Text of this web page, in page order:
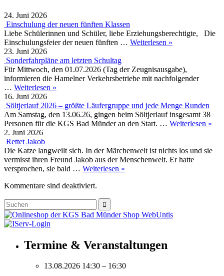
24. Juni 2026
Einschulung der neuen fünften Klassen
Liebe Schülerinnen und Schüler, liebe Erziehungsberechtigte, Die
Einschulungsfeier der neuen fünften … Weiterlesen »
23. Juni 2026
Sonderfahrpläne am letzten Schultag
Für Mittwoch, den 01.07.2026 (Tag der Zeugnisausgabe),
informieren die Hamelner Verkehrsbetriebe mit nachfolgender
… Weiterlesen »
16. Juni 2026
Söltjerlauf 2026 – größte Läufergruppe und jede Menge Runden
Am Samstag, den 13.06.26, gingen beim Söltjerlauf insgesamt 38
Personen für die KGS Bad Münder an den Start. … Weiterlesen »
2. Juni 2026
Rettet Jakob
Die Katze langweilt sich. In der Märchenwelt ist nichts los und sie
vermisst ihren Freund Jakob aus der Menschenwelt. Er hatte
versprochen, sie bald … Weiterlesen »
Kommentare sind deaktiviert.
Shop WebUntis
Termine & Veranstaltungen
13.08.2026 14:30 – 16:30